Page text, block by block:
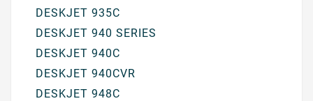
DESKJET 935C
DESKJET 940 SERIES
DESKJET 940C
DESKJET 940CVR
DESKJET 948C